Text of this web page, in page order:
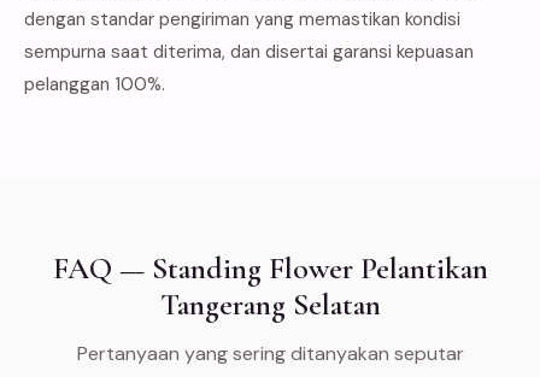
dengan standar pengiriman yang memastikan kondisi
sempurna saat diterima, dan disertai garansi kepuasan
pelanggan 100%.
FAQ — Standing Flower Pelantikan
Tangerang Selatan
Pertanyaan yang sering ditanyakan seputar